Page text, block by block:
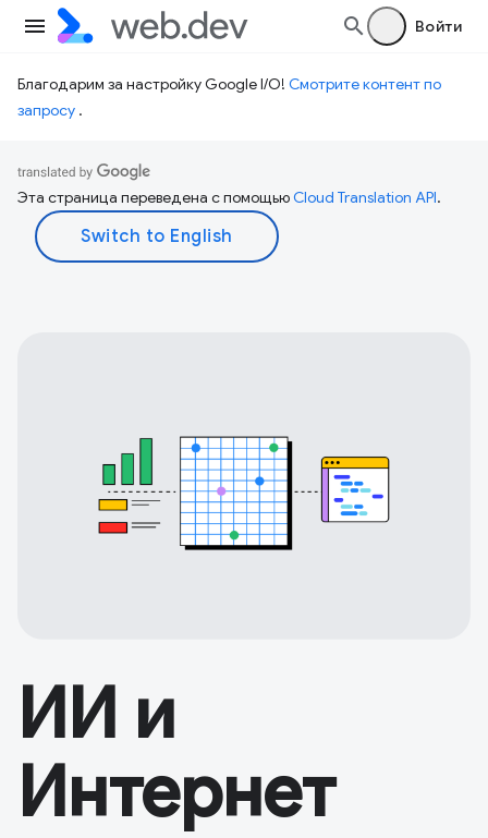
Войти
Благодарим за настройку Google I/O! Смотрите контент по
запросу .
Эта страница переведена с помощьюCloud Translation API.
ИИ и
Интернет